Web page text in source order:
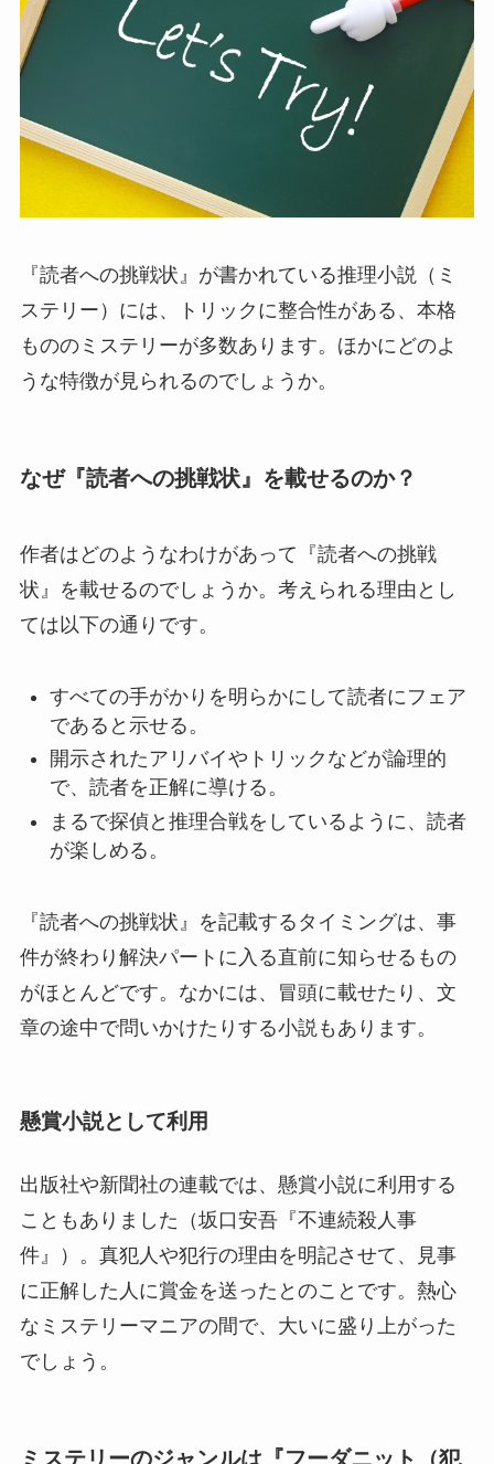
『読者への挑戦状』が書かれている推理小説（ミ
ステリー）には、トリックに整合性がある、本格
もののミステリーが多数あります。ほかにどのよ
うな特徴が見られるのでしょうか。
なぜ『読者への挑戦状』を載せるのか？
作者はどのようなわけがあって『読者への挑戦
状』を載せるのでしょうか。考えられる理由とし
ては以下の通りです。
すべての手がかりを明らかにして読者にフェア
であると示せる。
開示されたアリバイやトリックなどが論理的
で、読者を正解に導ける。
まるで探偵と推理合戦をしているように、読者
が楽しめる。
『読者への挑戦状』を記載するタイミングは、事
件が終わり解決パートに入る直前に知らせるもの
がほとんどです。なかには、冒頭に載せたり、文
章の途中で問いかけたりする小説もあります。
懸賞小説として利用
出版社や新聞社の連載では、懸賞小説に利用する
こともありました（坂口安吾『不連続殺人事
件』）。真犯人や犯行の理由を明記させて、見事
に正解した人に賞金を送ったとのことです。熱心
なミステリーマニアの間で、大いに盛り上がった
でしょう。
ミステリーのジャンルは『フーダニット（犯